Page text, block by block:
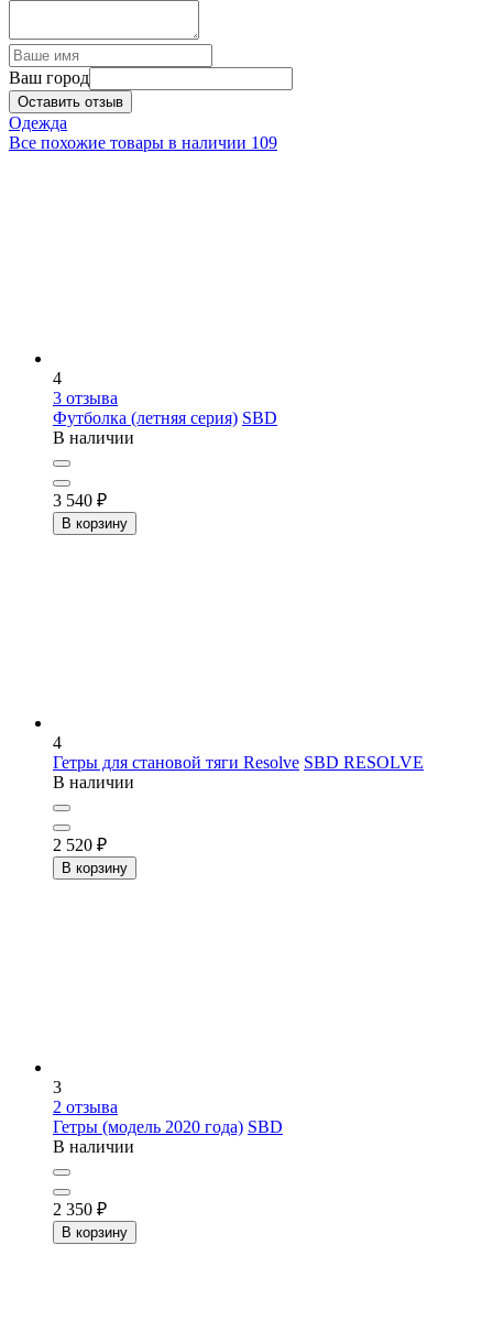
Ваш город
Оставить отзыв
Одежда
Все похожие товары в наличии 109
4
3 отзыва
Футболка (летняя серия) SBD
В наличии
3 540 ₽
В корзину
4
Гетры для становой тяги Resolve SBD RESOLVE
В наличии
2 520 ₽
В корзину
3
2 отзыва
Гетры (модель 2020 года) SBD
В наличии
2 350 ₽
В корзину